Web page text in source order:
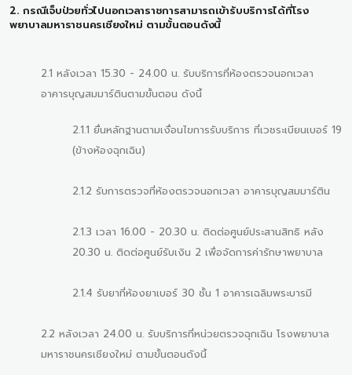
2. กรณีเจ็บป่วยทั่วไปนอกเวลาราชการสามารถเข้ารับบริการได้ที่โรง
พยาบาลมหาราชนครเชียงใหม่ ตามขั้นตอนดังนี้
2.1 หลังเวลา 15.30 - 24.00 น. รับบริการที่ห้องตรวจนอกเวลา
อาคารบุญสมมาร์ตินตามขั้นตอน ดังนี้
2.1.1 ยื่นหลักฐานตามเงื่อนไขการรับบริการ ที่เวชระเบียนเบอร์ 19
(ข้างห้องฉุกเฉิน)
2.1.2 รับการตรวจที่ห้องตรวจนอกเวลา อาคารบุญสมมาร์ติน
2.1.3 เวลา 16.00 - 20.30 น. ติดต่อศูนย์ประสานสิทธิ หลัง
20.30 น. ติดต่อศูนย์รับเงิน 2 เพื่อจัดการค่ารักษาพยาบาล
2.1.4 รับยาที่ห้องยาเบอร์ 30 ชั้น 1 อาคารเฉลิมพระบารมี
2.2 หลังเวลา 24.00 น. รับบริการที่หน่วยตรวจฉุกเฉิน โรงพยาบาล
มหาราชนครเชียงใหม่ ตามขั้นตอนดังนี้